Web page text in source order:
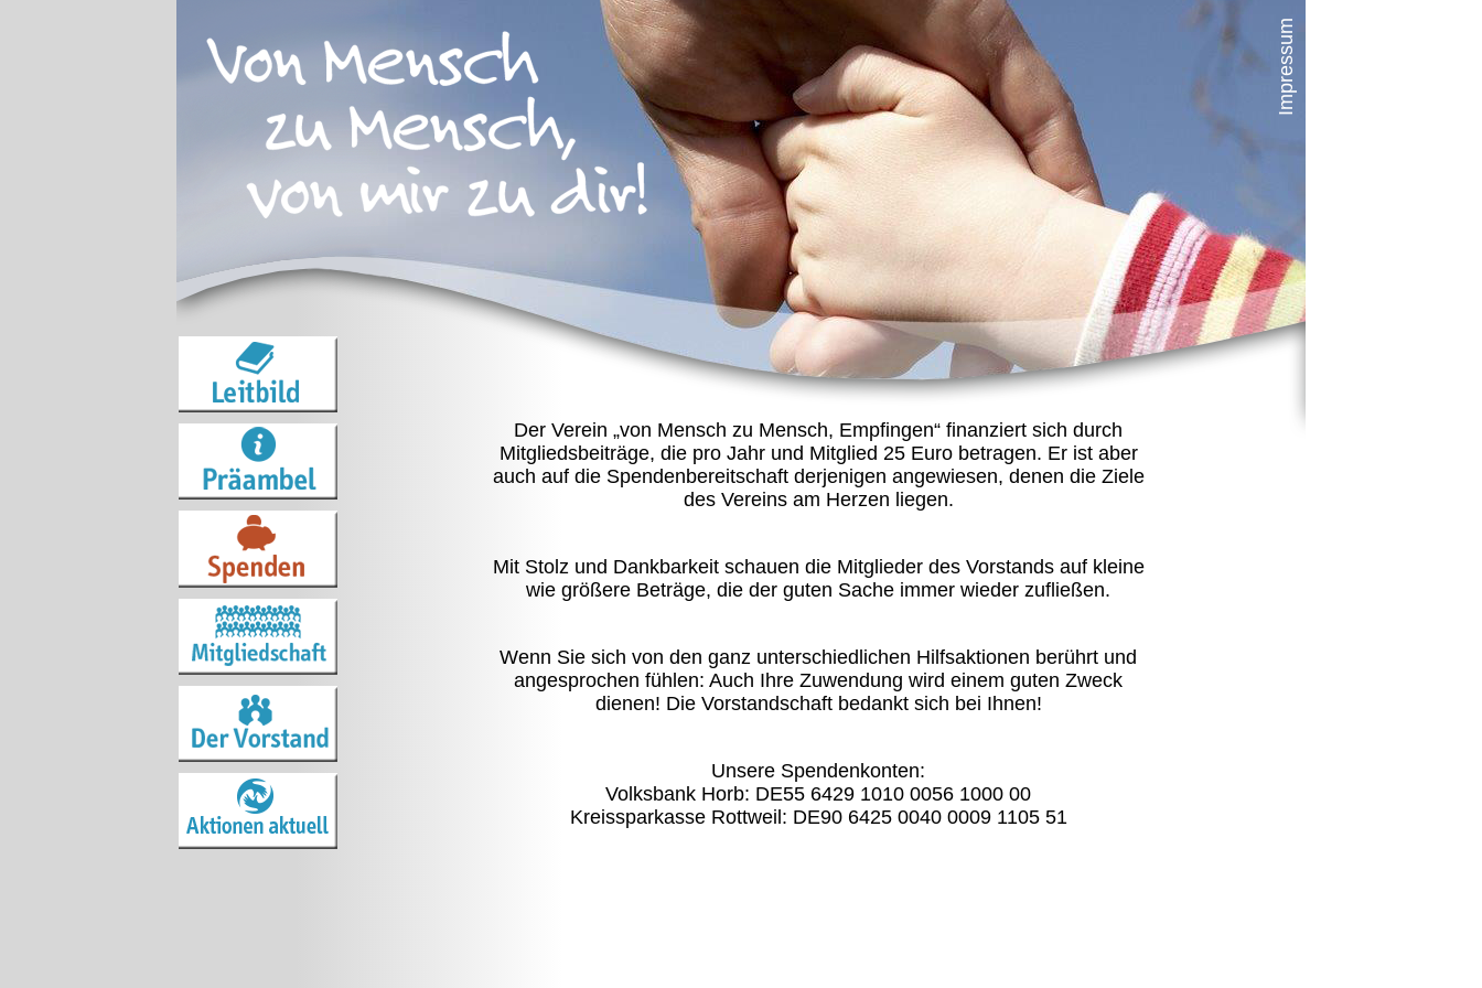
Der Verein „von Mensch zu Mensch, Empfingen“ finanziert sich durch
Mitgliedsbeiträge, die pro Jahr und Mitglied 25 Euro betragen. Er ist aber
auch auf die Spendenbereitschaft derjenigen angewiesen, denen die Ziele
des Vereins am Herzen liegen.
Mit Stolz und Dankbarkeit schauen die Mitglieder des Vorstands auf kleine
wie größere Beträge, die der guten Sache immer wieder zufließen.
Wenn Sie sich von den ganz unterschiedlichen Hilfsaktionen berührt und
angesprochen fühlen: Auch Ihre Zuwendung wird einem guten Zweck
dienen! Die Vorstandschaft bedankt sich bei Ihnen!
Unsere Spendenkonten:
Volksbank Horb: DE55 6429 1010 0056 1000 00
Kreissparkasse Rottweil: DE90 6425 0040 0009 1105 51
Impressum